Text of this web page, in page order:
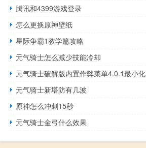
腾讯和4399游戏登录
怎么更换原神壁纸
星际争霸1教学篇攻略
元气骑士怎么减少技能冷却
元气骑士破解版内置作弊菜单4.0.1最小化
元气骑士新塔防有几波
原神怎么冲刺15秒
元气骑士金弓什么效果